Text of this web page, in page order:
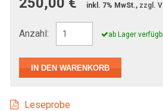
inkl. 7% MwSt., zzgl.
Anzahl: ab Lager
Leseprobe